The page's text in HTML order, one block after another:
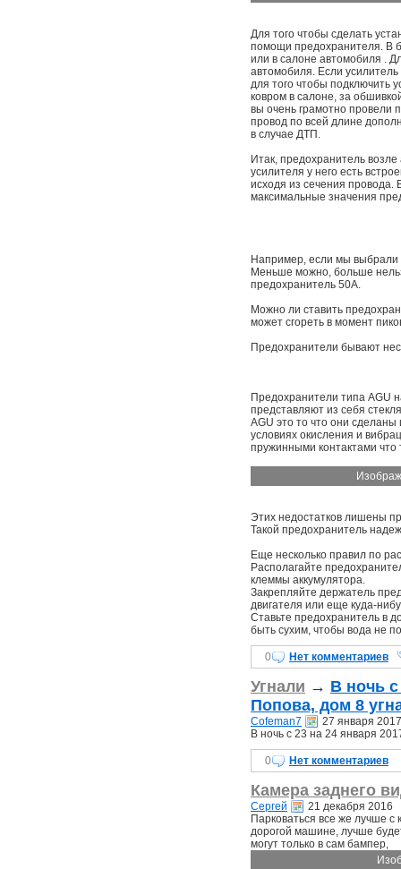
Для того чтобы сделать
помощи предохранителя. В
или в салоне автомобиля .
автомобиля. Если
для того чтобы подключить
ковром в салоне, за
вы очень грамотно провели
провод по всей длине
в случае ДТП.
Итак, предохранитель
усилителя у него есть
исходя из сечения
максимальные значения
Например, если мы выбрали
Меньше можно, больше
предохранитель 50А.
Можно ли ставить
может сгореть в момент
Предохранители бывают
Предохранители типа AGU
представляют из себя
AGU это то что они сделаны
условиях окисления и
пружинными контактами
Этих недостатков лишены
Такой предохранитель
Еще несколько правил по
Располагайте
клеммы аккумулятора.
Закрепляйте держатель
двигателя или еще куда-
Ставьте предохранитель в
быть сухим, чтобы вода не
0 Нет комментариев
Угнали → В ночь
Попова, дом 8
Cofeman7
27 января 2017
В ночь с 23 на 24 января
0 Нет комментариев
Камера заднего
Сергей
21 декабря 2016
Парковаться все же лучше
дорогой машине, лучше
могут только в сам бампер,